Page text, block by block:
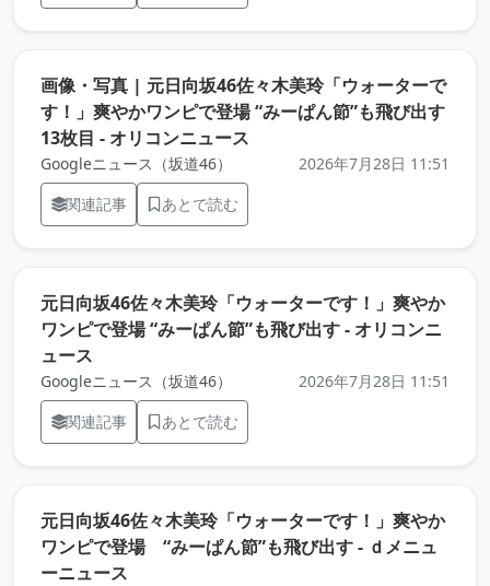
画像・写真 | 元日向坂46佐々木美玲「ウォーターで
す！」爽やかワンピで登場 “みーぱん節”も飛び出す
13枚目 - オリコンニュース
Googleニュース（坂道46）
2026年7月28日 11:51
関連記事
あとで読む
元日向坂46佐々木美玲「ウォーターです！」爽やか
ワンピで登場 “みーぱん節”も飛び出す - オリコンニ
ュース
Googleニュース（坂道46）
2026年7月28日 11:51
関連記事
あとで読む
元日向坂46佐々木美玲「ウォーターです！」爽やか
ワンピで登場 “みーぱん節”も飛び出す - ｄメニュ
ーニュース